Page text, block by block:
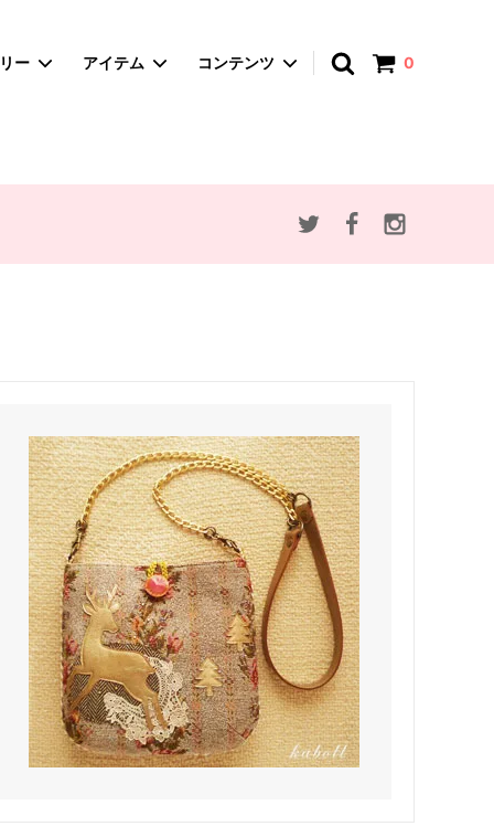
0
ー
赤ずきんとオオカミ
アイテム
かごバッグ
コンテンツ